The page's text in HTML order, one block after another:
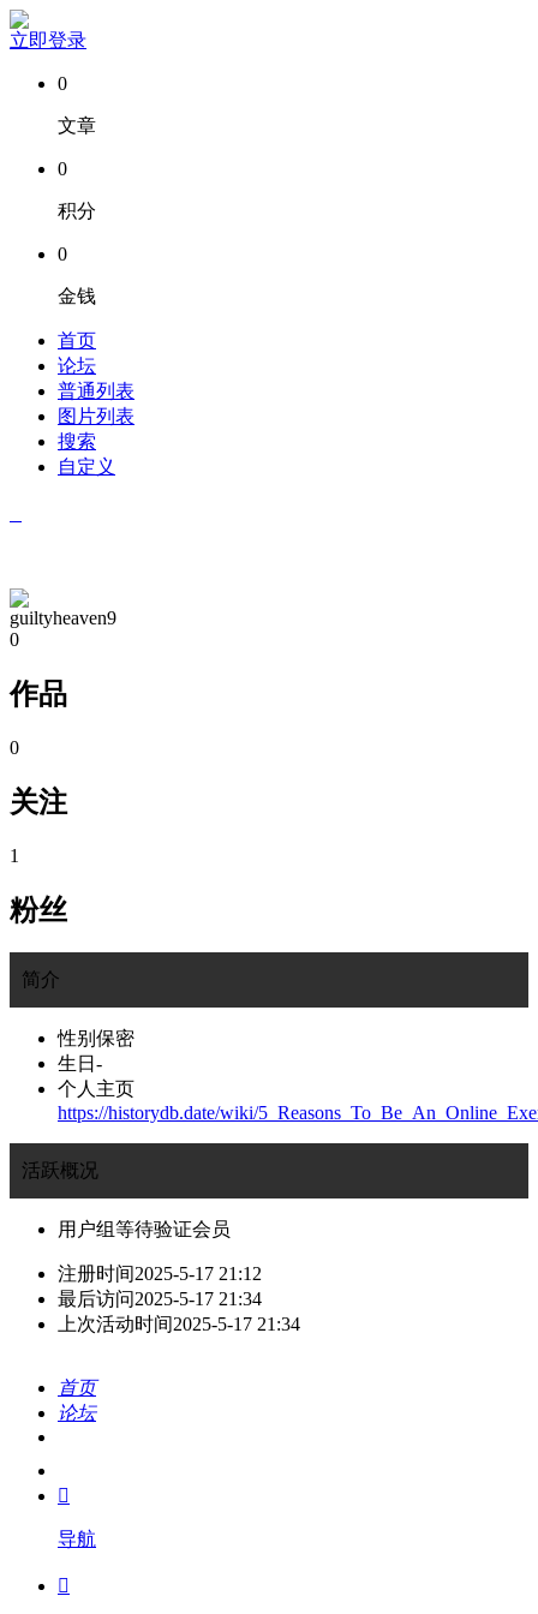
立即登录
0
文章
0
积分
0
金钱
首页
论坛
普通列表
图片列表
搜索
自定义
guiltyheaven9
0
作品
0
关注
1
粉丝
简介
性别 保密
生日 -
个人主页
https://historydb.date/wiki/
活跃概况
用户组等待验证会员
注册时间2025-5-17 21:12
最后访问2025-5-17 21:34
上次活动时间2025-5-17 21:34
首页
论坛
我的

导航
